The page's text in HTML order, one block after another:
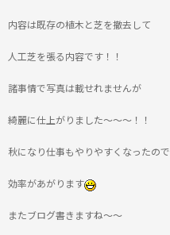
内容は既存の植木と芝を撤去して
人工芝を張る内容です！！
諸事情で写真は載せれませんが
綺麗に仕上がりました～～～！！
秋になり仕事もやりやすくなったので
効率があがります
またブログ書きますね～～